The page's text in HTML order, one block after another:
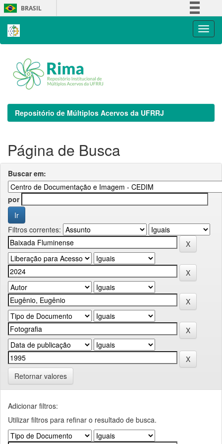
Skip
navigation
BRASIL
Repositório de Múltiplos Acervos da UFRRJ
Página de Busca
Buscar em:
por
Filtros correntes:
Retornar valores
Adicionar filtros:
Utilizar filtros para refinar o resultado de busca.